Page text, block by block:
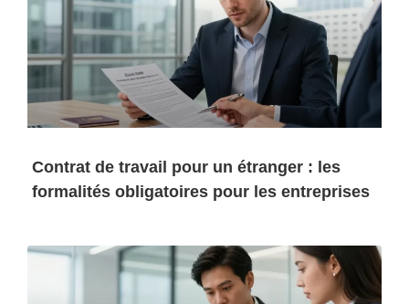
Contrat de travail pour un étranger : les
formalités obligatoires pour les entreprises